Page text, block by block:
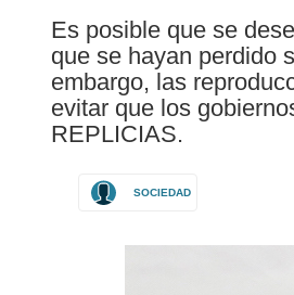
Es posible que se
que se hayan perdido
embargo, las
evitar que los
REPLICIAS.
SOCIEDAD